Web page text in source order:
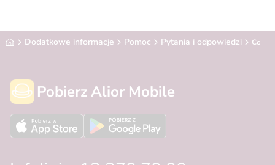
Alior BankDodatkowe informacje Pomoc Pytania i odpowiedzi Co
Pobierz Alior Mobile